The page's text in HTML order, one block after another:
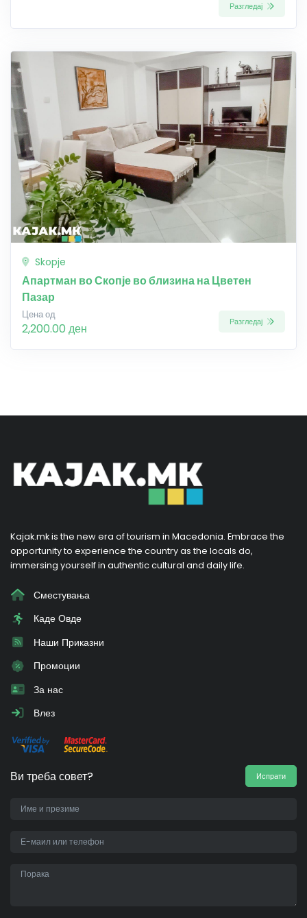
Разгледај
Skopje
Апартман во Скопје во близина на Цветен
Пазар
Цена од
2,200.00 ден Разгледај
Kajak.mk is the new era of tourism in Macedonia. Embrace the
opportunity to experience the country as the locals do,
immersing yourself in authentic cultural and daily life.
Сместувања
Каде Овде
Наши Приказни
Промоции
За нас
Влез
Ви треба совет? Испрати